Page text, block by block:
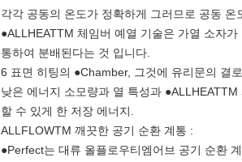
각각 공동의 온도가 정확하게 그러므로 공동
●ALLHEATTM 체임버 예열 기술은 가열 소자
통하여 분배된다는 것 입니다.
6 표면 히팅의 ●Chamber, 그것에 유리문의 결
낮은 에너지 소모량과 열 특성과
할 수 있게 한 저장 에너지.
ALLFLOWTM 깨끗한 공기 순환 계통 :
●Perfect는 대류 올플로우티엠어브 공기 순환